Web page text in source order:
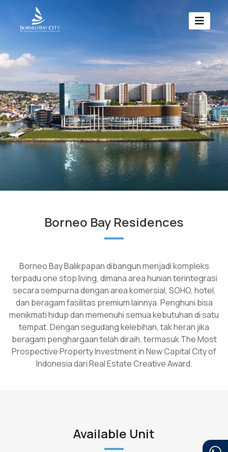
Borneo Bay Residences
Borneo Bay Balikpapan dibangun menjadi kompleks
terpadu one stop living, dimana area hunian terintegrasi
secara sempurna dengan area komersial, SOHO, hotel,
dan beragam fasilitas premium lainnya. Penghuni bisa
menikmati hidup dan memenuhi semua kebutuhan di satu
tempat. Dengan segudang kelebihan, tak heran jika
beragam penghargaan telah diraih, termasuk The Most
Prospective Property Investment in New Capital City of
Indonesia dari Real Estate Creative Award.
Available Unit